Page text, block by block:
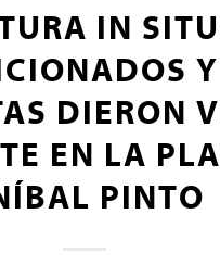
IN
Y
DIERON
EN LA
PINTO